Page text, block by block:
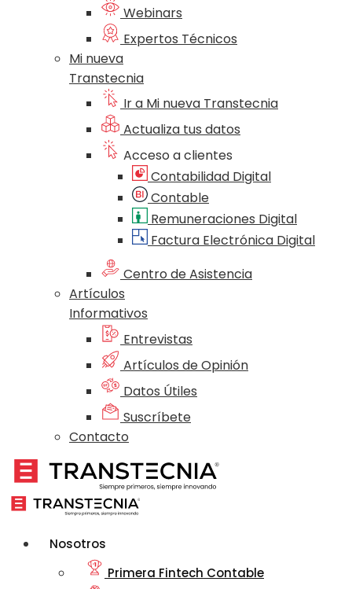
Webinars
Expertos Técnicos
Mi nueva
Transtecnia
Ir a Mi nueva Transtecnia
Actualiza tus datos
Acceso a clientes
Contabilidad Digital
Contable
Remuneraciones Digital
Factura Electrónica Digital
Centro de Asistencia
Artículos
Informativos
Entrevistas
Artículos de Opinión
Datos Útiles
Suscríbete
Contacto
Nosotros
Primera Fintech Contable